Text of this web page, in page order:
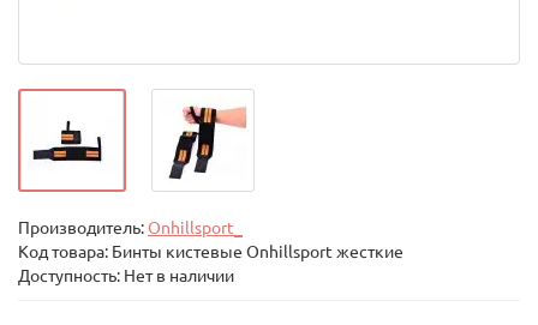
Производитель: Onhillsport_
Код товара: Бинты кистевые Onhillsport жесткие
Доступность: Нет в наличии